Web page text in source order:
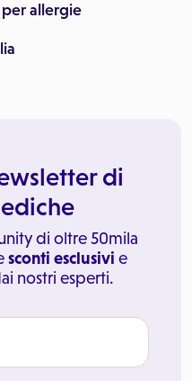
per allergie
di
di oltre 50mila
sconti esclusivi e
nostri esperti.